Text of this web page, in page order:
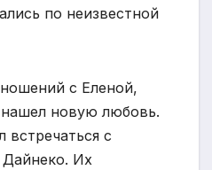
по неизвестной
с Еленой,
новую любовь.
встречаться с
Их